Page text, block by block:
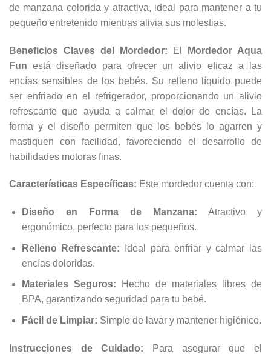
de manzana colorida y atractiva, ideal para mantener a tu
pequeño entretenido mientras alivia sus molestias.
Beneficios Claves del Mordedor: El
Mordedor Aqua
Fun está diseñado para ofrecer un alivio eficaz a las
encías sensibles de los bebés. Su relleno líquido puede
ser enfriado en el refrigerador, proporcionando un alivio
refrescante que ayuda a calmar el dolor de encías. La
forma y el diseño permiten que los bebés lo agarren y
mastiquen con facilidad, favoreciendo el desarrollo de
habilidades motoras finas.
Características Específicas: Este mordedor cuenta con:
Diseño en Forma de Manzana: Atractivo y
ergonómico, perfecto para los pequeños.
Relleno Refrescante: Ideal para enfriar y calmar las
encías doloridas.
Materiales Seguros: Hecho de materiales libres de
BPA, garantizando seguridad para tu bebé.
Fácil de Limpiar: Simple de lavar y mantener higiénico.
Instrucciones de Cuidado: Para asegurar que el